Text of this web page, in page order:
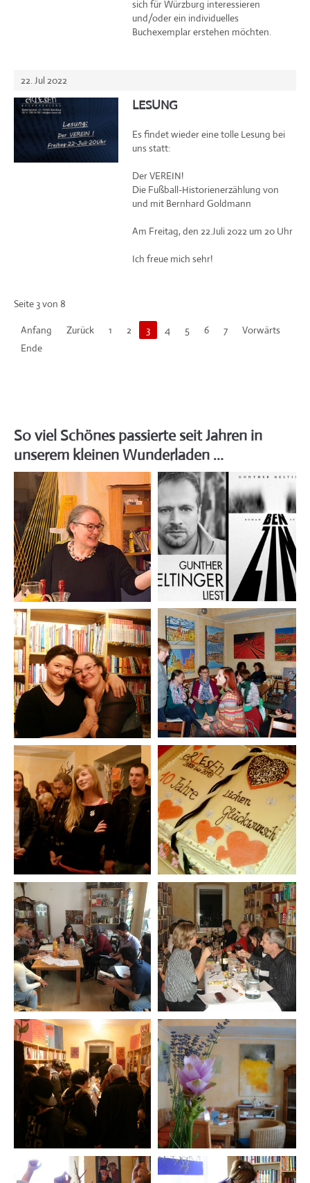
sich für Würzburg interessieren
und/oder ein individuelles
Buchexemplar erstehen möchten.
22. Jul 2022
LESUNG
Es findet wieder eine tolle Lesung bei
uns statt:
Der VEREIN!
Die Fußball-Historienerzählung von
und mit Bernhard Goldmann
Am Freitag, den 22.Juli 2022 um 20 Uhr
Ich freue mich sehr!
Seite 3 von 8
Anfang Zurück 1 2 3 4 5 6 7
Vorwärts
Ende
So viel Schönes passierte seit Jahren in
unserem kleinen Wunderladen …